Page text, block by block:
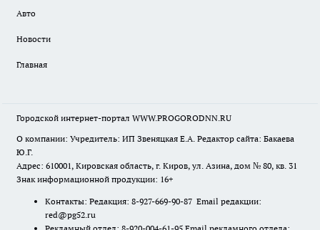
Авто
Новости
Главная
Городской интернет-портал WWW.PROGORODNN.RU
О компании: Учредитель: ИП Звеняцкая Е.А. Редактор сайта: Бакаева
Ю.Г.
Адрес: 610001, Кировская область, г. Киров, ул. Азина, дом № 80, кв. 31
Знак информационной продукции: 16+
Контакты: Редакция: 8-927-669-90-87 Email редакции:
red@pg52.ru